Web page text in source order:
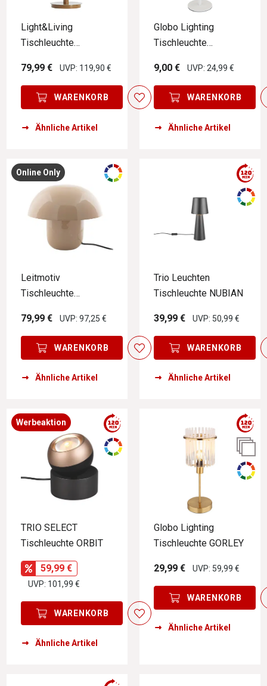
Light&Living
Tischleuchte
79,99 €
UVP: 119,90 €
WARENKORB
Ähnliche Artikel
Globo Lighting
Tischleuchte
9,00 €
UVP: 24,99 €
WARENKORB
Ähnliche Artikel
Online Only
Leitmotiv
Tischleuchte
79,99 €
UVP: 97,25 €
WARENKORB
Ähnliche Artikel
Trio Leuchten
Tischleuchte NUBIAN
39,99 € UVP: 50,99 €
WARENKORB
Ähnliche Artikel
Werbeaktion
TRIO SELECT
Tischleuchte ORBIT
59,99 €
UVP: 101,99 €
WARENKORB
Ähnliche Artikel
Globo Lighting
Tischleuchte GORLEY
29,99 € UVP: 59,99 €
WARENKORB
Ähnliche Artikel